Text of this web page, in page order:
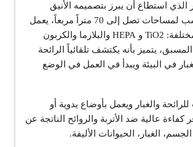
استطاع أن يبرز بتصميمه الأنيق
والجمالي المناسب لمساحات تصل إلى 70 متراً مربعاً، يعمل
مع 5 مرشحات مختلفة: TiO2 و HEPA والبلازما والكربون
يتميز بأنه يكتشف تلقائياً الرائحة
في البيئة ويبدأ في العمل في الوضع
والغبار ويعمل بأوضاع يدوية أو
كفاءة عالية ضد الأتربة والروائح الناتجة عن
الغبار، الحيوانات الأليفة.